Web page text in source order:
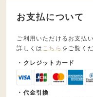
お支払について
ご利用いただけるお支払
詳しくは こちら をご覧く
・クレジットカード
・代金引換